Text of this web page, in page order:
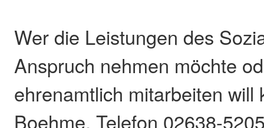
Wer die Leistungen des
Anspruch nehmen möchte
ehrenamtlich mitarbeiten will
Boehme, Telefon 02638-